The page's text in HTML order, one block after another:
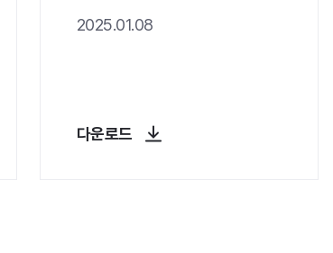
2025.01.08
다운로드